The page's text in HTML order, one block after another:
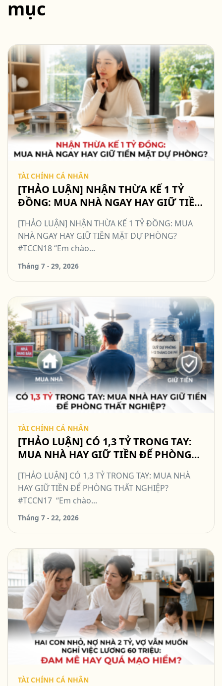
mục
TÀI CHÍNH CÁ NHÂN
[THẢO LUẬN] NHẬN THỪA KẾ 1 TỶ
ĐỒNG: MUA NHÀ NGAY HAY GIỮ TIỀN
MẶT DỰ PHÒNG? #TCCN18
[THẢO LUẬN] NHẬN THỪA KẾ 1 TỶ ĐỒNG: MUA
NHÀ NGAY HAY GIỮ TIỀN MẶT DỰ PHÒNG?
#TCCN18 “Em chào...
Tháng 7 - 29, 2026
TÀI CHÍNH CÁ NHÂN
[THẢO LUẬN] CÓ 1,3 TỶ TRONG TAY:
MUA NHÀ HAY GIỮ TIỀN ĐỂ PHÒNG
THẤT NGHIỆP? #TCCN17
[THẢO LUẬN] CÓ 1,3 TỶ TRONG TAY: MUA NHÀ
HAY GIỮ TIỀN ĐỂ PHÒNG THẤT NGHIỆP?
#TCCN17 “Em chào...
Tháng 7 - 22, 2026
TÀI CHÍNH CÁ NHÂN